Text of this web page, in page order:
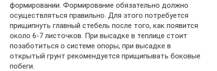
формировании. Формирование обязательно должно
осуществляться правильно. Для этого потребуется
прищипнуть главный стебель после того, как появится
около 6-7 листочков. При высадке в теплице стоит
позаботиться о системе опоры, при высадке в
открытый грунт рекомендуется прищипывать боковые
побеги.